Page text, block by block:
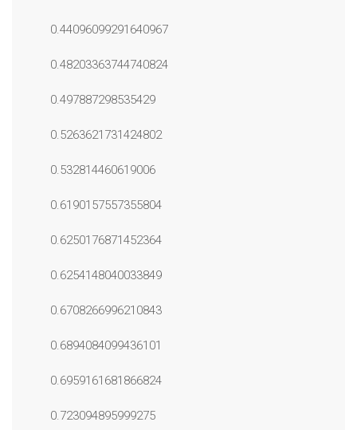
0.44096099291640967
0.48203363744740824
0.497887298535429
0.5263621731424802
0.532814460619006
0.6190157557355804
0.6250176871452364
0.6254148040033849
0.6708266996210843
0.6894084099436101
0.6959161681866824
0.723094895999275